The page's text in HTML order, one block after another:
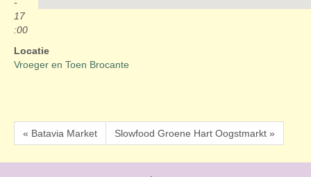
-
17
:00
Locatie
Vroeger en Toen Brocante
« Batavia Market Slowfood Groene Hart Oogstmarkt »